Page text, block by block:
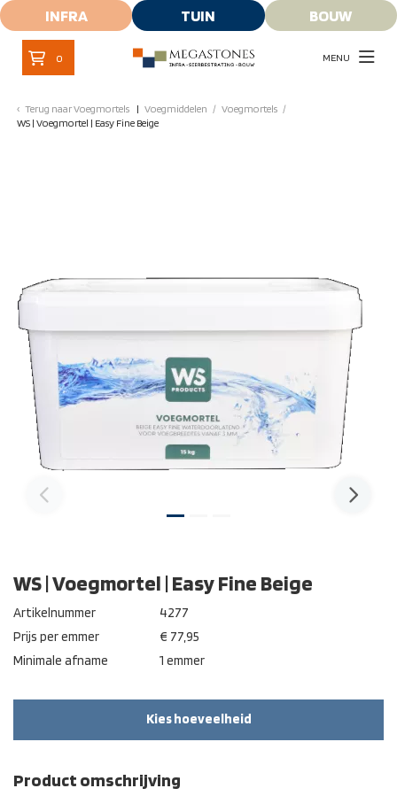
INFRA TUIN BOUW
0 MENU
Terug naarVoegmortels Voegmiddelen / Voegmortels /
WS | Voegmortel | Easy Fine Beige
WS | Voegmortel | Easy Fine Beige
Artikelnummer
4277
Prijs per emmer
€ 77,95
Minimale afname
1 emmer
Kies hoeveelheid
Product omschrijving